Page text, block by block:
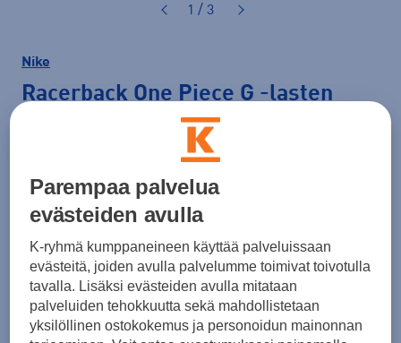
1 / 3
Nike
Racerback One Piece G -lasten
Pinkki
Koko
146 - 156 156 - 166
Parempaa palvelua
evästeiden avulla
K-ryhmä kumppaneineen käyttää palveluissaan
evästeitä, joiden avulla palvelumme toimivat toivotulla
tavalla. Lisäksi evästeiden avulla mitataan
palveluiden tehokkuutta sekä mahdollistetaan
yksilöllinen ostokokemus ja personoidun mainonnan